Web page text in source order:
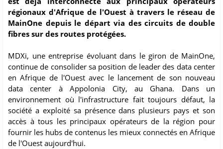
régionaux d'Afrique de l'Ouest à travers le réseau de
MainOne depuis le départ via des circuits de double
fibres sur des routes protégées.
MDXi, une entreprise évoluant dans le giron de MainOne,
continue de consolider sa position de leader des data center
en Afrique de l'Ouest avec le lancement de son nouveau
data center à Appolonia City, au Ghana. Dans un
environnement où l'infrastructure fait toujours défaut, la
société a exploité sa présence dans plusieurs pays et son
accès à tous les principaux opérateurs de la région pour
fournir les hubs de contenus les mieux connectés en Afrique
de l'Ouest aujourd'hui.